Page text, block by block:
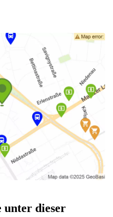
unter dieser